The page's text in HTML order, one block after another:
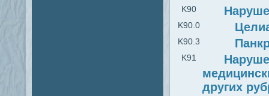
K90
K90.0
K90.3
K91
других